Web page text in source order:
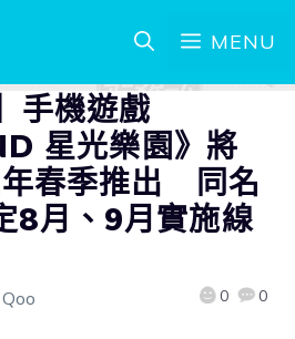
MENU
手機遊戲
星光樂園》將
春季推出 同名
8月、9月實施線
0 0